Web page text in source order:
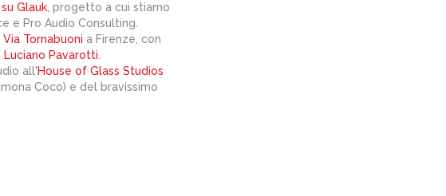
Glauk, progetto a cui stiamo
e Pro Audio Consulting.
Tornabuoni a Firenze, con
Luciano Pavarotti
all'House of Glass Studios
Coco) e del bravissimo